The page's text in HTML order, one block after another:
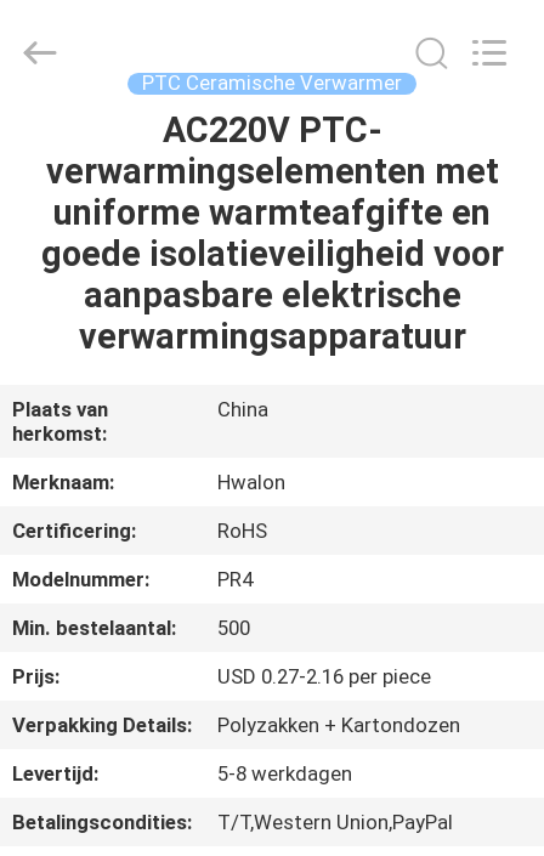
PRODUCTEN
OVER
FABRIEKSTOCHT
KWALITEITSCONTROLE
CONTACT
MET
ONS
OP
PTC Ceramische Verwarmer
AC220V PTC-
verwarmingselementen met
uniforme warmteafgifte en
goede isolatieveiligheid voor
aanpasbare elektrische
verwarmingsapparatuur
Plaats van
herkomst:
China
Merknaam:
Hwalon
Certificering:
RoHS
Modelnummer:
PR4
Min. bestelaantal:
500
Prijs:
USD 0.27-2.16 per piece
Verpakking Details:
Polyzakken + Kartondozen
Levertijd:
5-8 werkdagen
Betalingscondities:
T/T,Western Union,PayPal